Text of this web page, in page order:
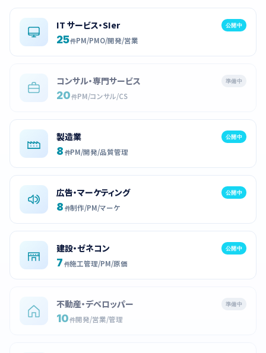
IT サービス・SIer 公開中
25件PM/PMO/開発/営業
コンサル・専門サービス 準備中
20件PM/コンサル/CS
製造業 公開中
8 件PM/開発/品質管理
広告・マーケティング 公開中
8 件制作/PM/マーケ
建設・ゼネコン 公開中
7 件施工管理/PM/原価
不動産・デベロッパー 準備中
10件開発/営業/管理